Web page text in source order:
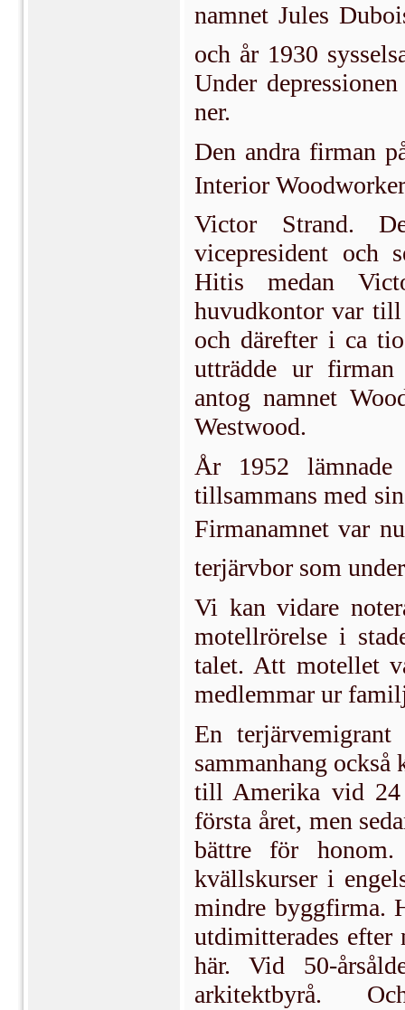
namnet Jules
och år 1930
Under
ner.
Den andra firman
Interior
Victor Strand.
vicepresident och
Hitis medan
huvudkontor var till
och därefter i ca
utträdde ur firman
antog namnet
Westwood.
År 1952
tillsammans med
Firmanamnet var
terjärvbor som
Vi kan vidare
motellrörelse i
talet. Att motellet
medlemmar ur
En
sammanhang
till Amerika vid 24
första året, men
bättre för
kvällskurser i
mindre byggfirma.
utdimitterades efter
här. Vid 50-
arkitektbyrå.